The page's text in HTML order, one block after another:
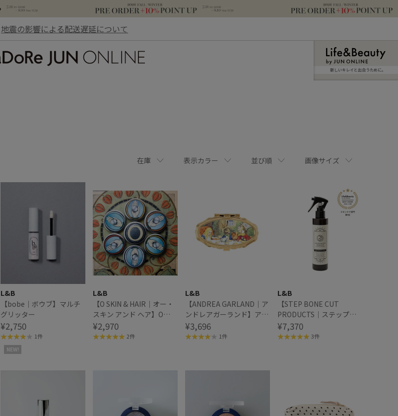
地震の影響による配送遅延について
新しいキレイと出合うために。
在庫 表示カラー 並び順 画像サイズ
L&B
【bobe｜ボウブ】マルチ
グリッター
¥2,750
1件
NEW!
L&B
【O SKIN & HAIR｜オー・
スキン アンド ヘア】O
BALM 20ml （オー・バー
ム）ハンド
¥2,970
2件
L&B
【ANDREA GARLAND｜ア
ンドレアガーランド】アロ
マリップ&ネイルバーム
ALICE:Mad Hatter's Tea
¥3,696
1件
L&B
【STEP BONE CUT
PRODUCTS｜ステップボ
ーンカットプロダクツ】生
ミネラルミスト+ 200ml
¥7,370
3件